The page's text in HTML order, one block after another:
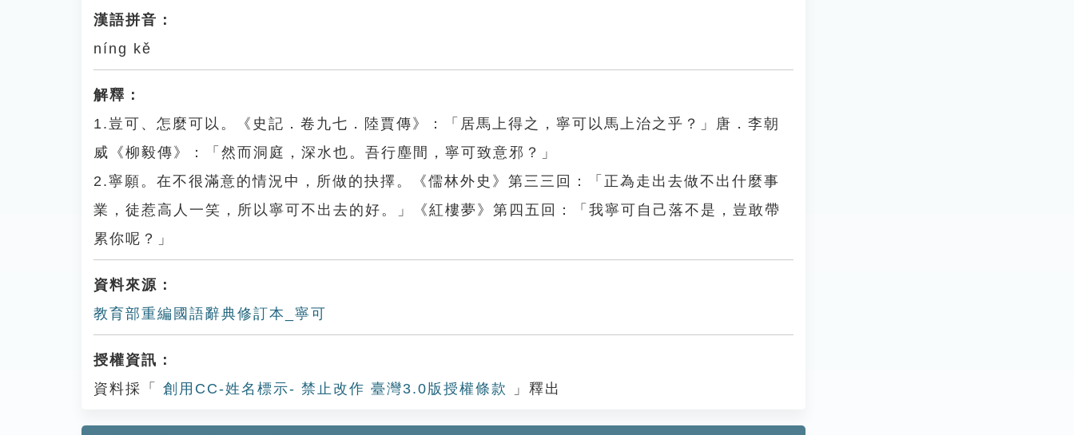
漢語拼音：
níng kě
解釋：
1.豈可、怎麼可以。《史記．卷九七．陸賈傳》：「居馬上得之，寧可以馬上治之乎？」唐．李朝
威《柳毅傳》：「然而洞庭，深水也。吾行塵間，寧可致意邪？」
2.寧願。在不很滿意的情況中，所做的抉擇。《儒林外史》第三三回：「正為走出去做不出什麼事
業，徒惹高人一笑，所以寧可不出去的好。」《紅樓夢》第四五回：「我寧可自己落不是，豈敢帶
累你呢？」
資料來源：
教育部重編國語辭典修訂本_寧可
授權資訊：
資料採「
創用CC-姓名標示- 禁止改作 臺灣3.0版授權條款 」釋出